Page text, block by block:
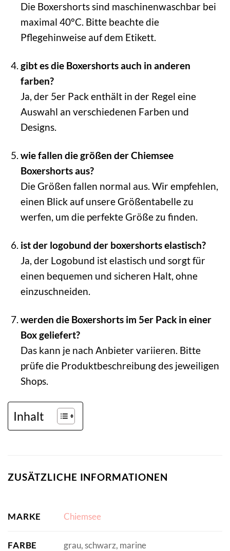
Die Boxershorts sind maschinenwaschbar bei
maximal 40°C. Bitte beachte die
Pflegehinweise auf dem Etikett.
gibt es die Boxershorts auch in anderen
farben?
Ja, der 5er Pack enthält in der Regel eine
Auswahl an verschiedenen Farben und
Designs.
wie fallen die größen der Chiemsee
Boxershorts aus?
Die Größen fallen normal aus. Wir empfehlen,
einen Blick auf unsere Größentabelle zu
werfen, um die perfekte Größe zu finden.
ist der logobund der boxershorts elastisch?
Ja, der Logobund ist elastisch und sorgt für
einen bequemen und sicheren Halt, ohne
einzuschneiden.
werden die Boxershorts im 5er Pack in einer
Box geliefert?
Das kann je nach Anbieter variieren. Bitte
prüfe die Produktbeschreibung des jeweiligen
Shops.
Inhalt
ZUSÄTZLICHE INFORMATIONEN
MARKE Chiemsee
FARBE grau, schwarz, marine